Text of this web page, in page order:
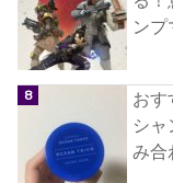
ンプ
お
シ
み合